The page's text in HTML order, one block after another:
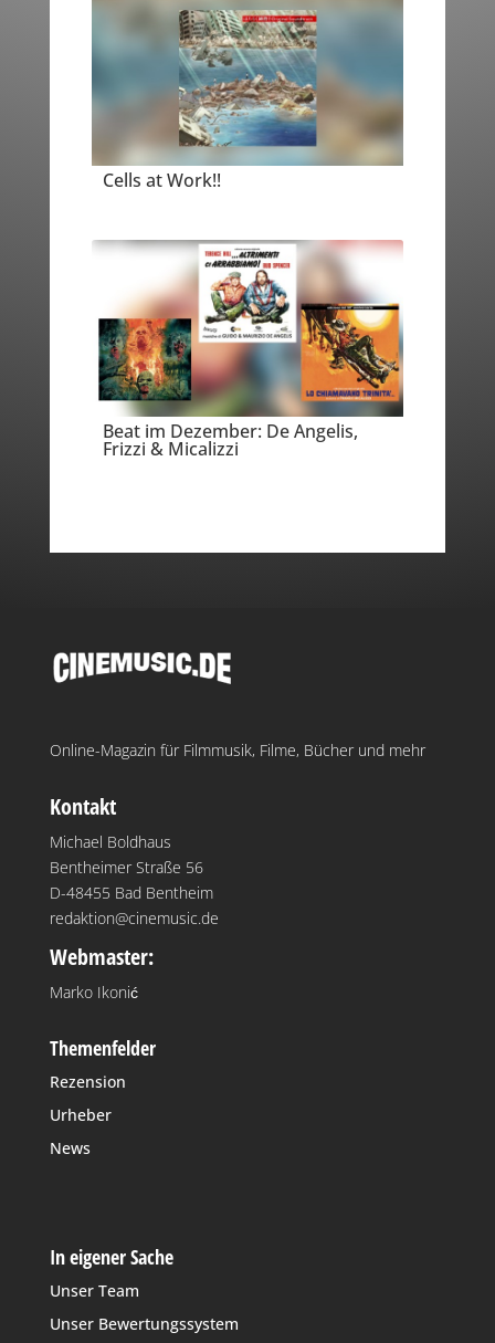
Cells at Work!!
Beat im Dezember: De Angelis,
Frizzi & Micalizzi
Online-Magazin für Filmmusik, Filme, Bücher und mehr
Kontakt
Michael Boldhaus
Bentheimer Straße 56
D-48455 Bad Bentheim
redaktion@cinemusic.de
Webmaster:
Marko Ikonić
Themenfelder
Rezension
Urheber
News
In eigener Sache
Unser Team
Unser Bewertungssystem